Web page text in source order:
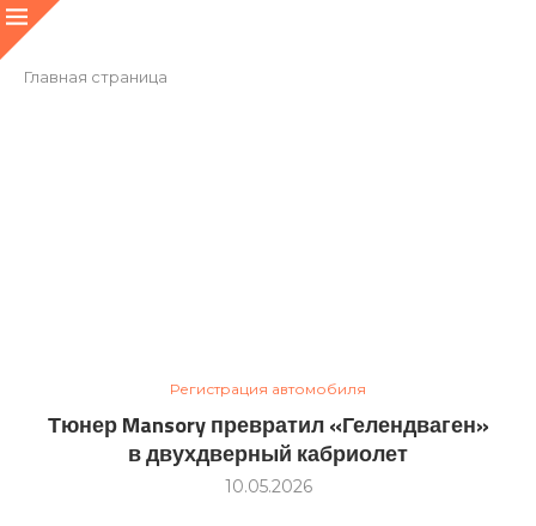
Главная страница
Регистрация автомобиля
Тюнер Mansory превратил «Гелендваген»
в двухдверный кабриолет
10.05.2026